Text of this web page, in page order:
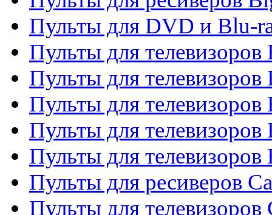
Пульты для DVD и Blu-
Пульты для телевизоров
Пульты для телевизоров
Пульты для телевизоров
Пульты для телевизоров
Пульты для телевизоров
Пульты для ресиверов
Пульты для телевизоров